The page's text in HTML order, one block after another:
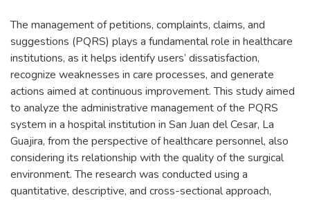
The management of petitions, complaints, claims, and
suggestions (PQRS) plays a fundamental role in healthcare
institutions, as it helps identify users’ dissatisfaction,
recognize weaknesses in care processes, and generate
actions aimed at continuous improvement. This study aimed
to analyze the administrative management of the PQRS
system in a hospital institution in San Juan del Cesar, La
Guajira, from the perspective of healthcare personnel, also
considering its relationship with the quality of the surgical
environment. The research was conducted using a
quantitative, descriptive, and cross-sectional approach,